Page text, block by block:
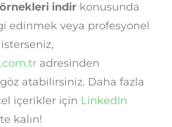
indir konusunda
edinmek veya profesyonel
adresinden
atabilirsiniz. Daha fazla
içerikler için LinkedIn
kalın!